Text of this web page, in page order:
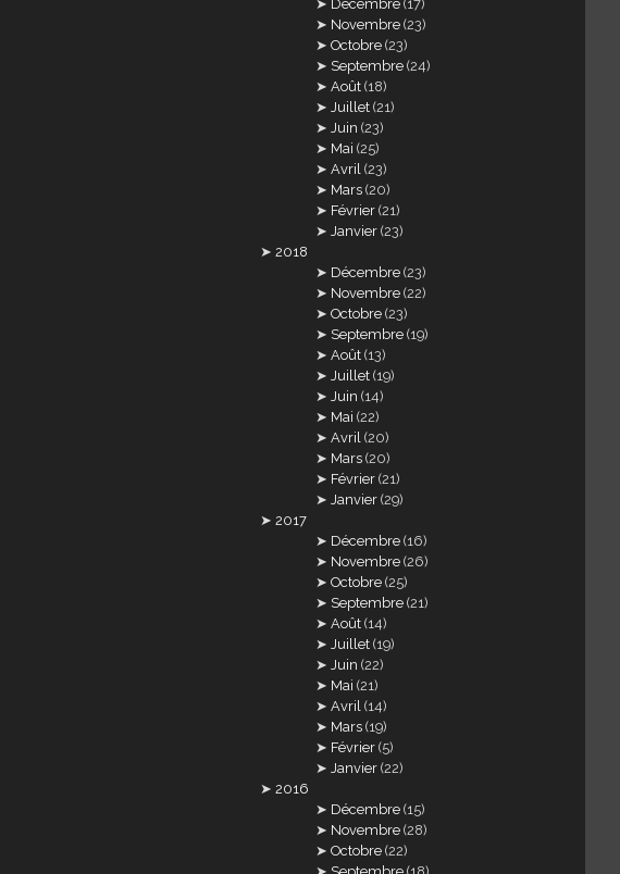
Décembre (17)
Novembre (23)
Octobre (23)
Septembre (24)
Août (18)
Juillet (21)
Juin (23)
Mai (25)
Avril (23)
Mars (20)
Février (21)
Janvier (23)
2018
Décembre (23)
Novembre (22)
Octobre (23)
Septembre (19)
Août (13)
Juillet (19)
Juin (14)
Mai (22)
Avril (20)
Mars (20)
Février (21)
Janvier (29)
2017
Décembre (16)
Novembre (26)
Octobre (25)
Septembre (21)
Août (14)
Juillet (19)
Juin (22)
Mai (21)
Avril (14)
Mars (19)
Février (5)
Janvier (22)
2016
Décembre (15)
Novembre (28)
Octobre (22)